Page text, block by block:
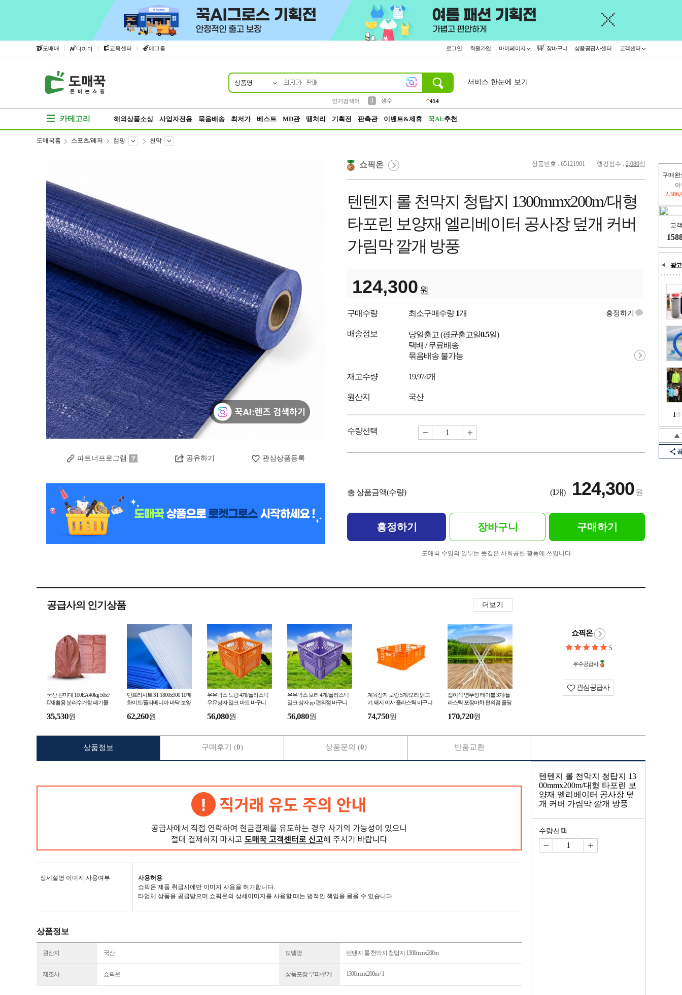
도매매 | 나까마 | 교육센터 | 에그돔 로그인 회원가입 마이페이지 장바구니 상품공급사센터 고객센터
상품명
인기검색어
4
등산
152
서비스 한눈에 보기
카테고리 해외상품소싱 사업자전용 묶음배송 최저가 베스트 MD관 땡처리 기획전 판촉관 이벤트&제휴 꾹AI:추천
구매완
고
광고
1/9
도매꾹홈 스포츠/레저 캠핑 천막
파트너프로그램 공유하기 관심상품등록
상품번호 : 65121901 랭킹점수 : 2,080점
쇼픽온
텐텐지 롤 천막지 청탑지 1300mmx200m/대형
타포린 보양재 엘리베이터 공사장 덮개 커버
가림막 깔개 방풍
124,300 원
구매수량 최소구매수량1개 흥정하기
배송정보 당일출고 (평균출고일0.5일)
택배 / 무료배송
묶음배송 불가능
재고수량 19,974개
원산지 국산
수량선택
총 상품금액(수량) (1개) 124,300원
흥정하기 장바구니 구매하기
도매꾹 수입의 일부는 뜻깊은 사회공헌 활동에 쓰입니다
공급사의 인기상품 더보기
국산 끈마대 100EA 40kg 50x7
0/재활용 분리수거함 폐기물
포장 모래 쓰레기
35,530원
단프라시트 3T 1800x900 10매
화이트/플라베니아 바닥 보양
골판지 패드 PP시트
62,260원
우유박스 노랑 4개/플라스틱
우유상자 밀크 마트 바구니
56,080원
우유박스 보라 4개/플라스틱
밀크 상자 pp 편의점 바구니
56,080원
계육상자 노랑 5개/오리 닭고
기 돼지 이사 플라스틱 바구니
소용 다용도 박스
74,750원
접이식 병뚜껑 테이블 3개/플
라스틱 포장마차 편의점 폴딩
행사 이동식 탁자
170,720원
쇼픽온
5
우수공급사
관심공급사
상세설명 이미지 사용여부
사용허용
쇼픽온 제품 취급시에만 이미지 사용을 허가합니다.
타업체 상품을 공급받으며 쇼픽온의 상세이미지를 사용할 때는 법적인 책임을 물을 수 있습니다.
상품정보
원산지 국산 모델명 텐텐지 롤 천막지 청탑지 1300mmx200m
제조사 쇼픽온 상품포장 부피/무게 1300mmx200m / 1
상품정보 구매후기 (0) 상품문의 (0) 반품교환
텐텐지 롤 천막지 청탑지 13
00mmx200m/대형 타포린 보
양재 엘리베이터 공사장 덮
개 커버 가림막 깔개 방풍
수량선택